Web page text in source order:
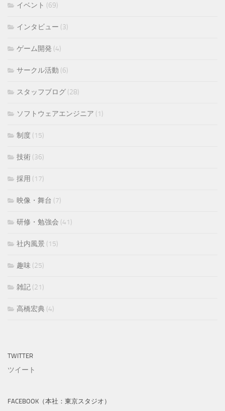
イベント (69)
インタビュー (3)
ゲーム開発 (4)
サークル活動 (6)
スタッフブログ (28)
ソフトウェアエンジニア (1)
制度 (15)
技術 (36)
採用 (17)
映像・舞台 (7)
研修・勉強会 (41)
社内風景 (15)
趣味 (25)
雑記 (21)
高橋宏典 (4)
TWITTER
ツイート
FACEBOOK（本社：東京スタジオ）